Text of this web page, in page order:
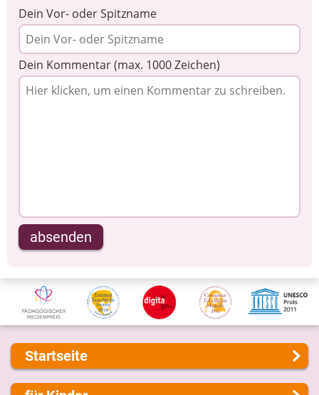
Dein Vor- oder Spitzname
Dein Kommentar (max. 1000 Zeichen)
absenden
Startseite
Über uns